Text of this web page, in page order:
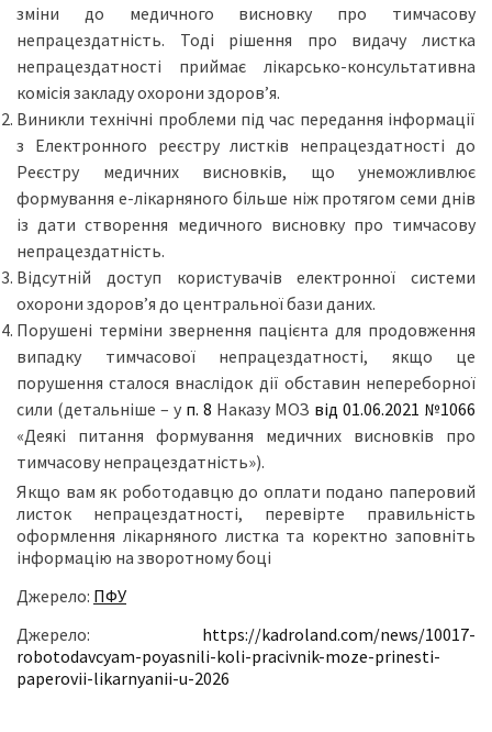
зміни до медичного висновку про тимчасову
непрацездатність. Тоді рішення про видачу листка
непрацездатності приймає лікарсько-консультативна
комісія закладу охорони здоров’я.
Виникли технічні проблеми під час передання інформації
з Електронного реєстру листків непрацездатності до
Реєстру медичних висновків, що унеможливлює
формування е-лікарняного більше ніж протягом семи днів
із дати створення медичного висновку про тимчасову
непрацездатність.
Відсутній доступ користувачів електронної системи
охорони здоров’я до центральної бази даних.
Порушені терміни звернення пацієнта для продовження
випадку тимчасової непрацездатності, якщо це
порушення сталося внаслідок дії обставин непереборної
сили (детальніше – у п. 8 Наказу МОЗ від 01.06.2021 №1066
«Деякі питання формування медичних висновків про
тимчасову непрацездатність»).
Якщо вам як роботодавцю до оплати подано паперовий
листок непрацездатності, перевірте правильність
оформлення лікарняного листка та коректно заповніть
інформацію на зворотному боці
Джерело: ПФУ
Джерело: https://kadroland.com/news/10017-
robotodavcyam-poyasnili-koli-pracivnik-moze-prinesti-
paperovii-likarnyanii-u-2026